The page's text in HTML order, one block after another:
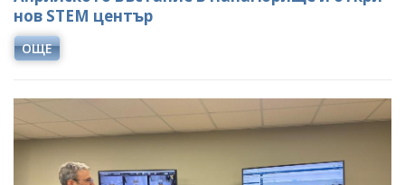
нов STEM център
ОЩЕ